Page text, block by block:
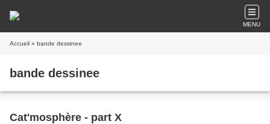
MENU
Accueil » bande dessinee
bande dessinee
Cat'mosphère - part X